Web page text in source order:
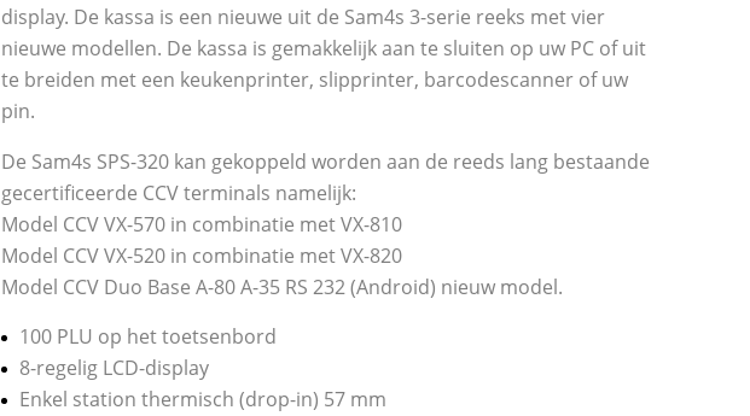
display. De kassa is een nieuwe uit de Sam4s 3-serie reeks met vier
nieuwe modellen. De kassa is gemakkelijk aan te sluiten op uw PC of uit
te breiden met een keukenprinter, slipprinter, barcodescanner of uw
pin.
De Sam4s SPS-320 kan gekoppeld worden aan de reeds lang bestaande
gecertificeerde CCV terminals namelijk:
Model CCV VX-570 in combinatie met VX-810
Model CCV VX-520 in combinatie met VX-820
Model CCV Duo Base A-80 A-35 RS 232 (Android) nieuw model.
100 PLU op het toetsenbord
8-regelig LCD-display
Enkel station thermisch (drop-in) 57 mm